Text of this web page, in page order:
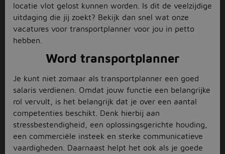
locatie vlot gelost kunnen worden. Is dit de veelzijdige
uitdaging die jij zoekt? Bekijk dan snel wat onze
vacatures voor transportplanner voor jou in petto
hebben.
Word transportplanner
Je kunt niet zomaar als transportplanner een goed
salaris verdienen. Omdat jouw functie een belangrijke
rol vervult, is het belangrijk dat je over een aantal
competenties beschikt. Denk hierbij aan
stressbestendigheid, een oplossingsgerichte houding,
een commerciële insteek en sterke communicatieve
vaardigheden. Daarnaast helpt het ook als je goede